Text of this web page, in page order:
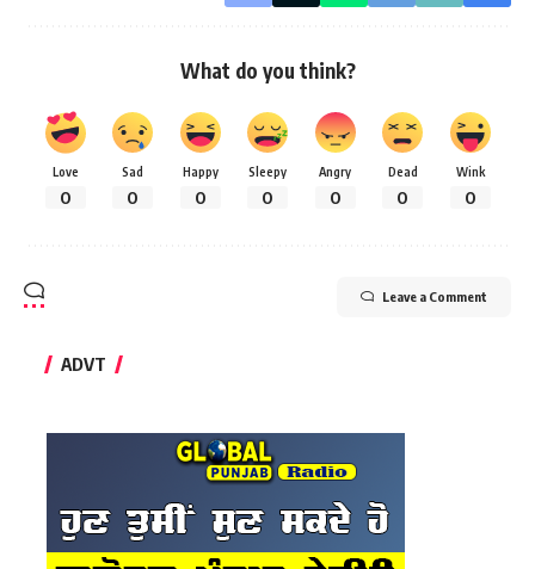
What do you think?
Love
0
Sad
0
Happy
0
Sleepy
0
Angry
0
Dead
0
Wink
0
Leave a Comment
ADVT